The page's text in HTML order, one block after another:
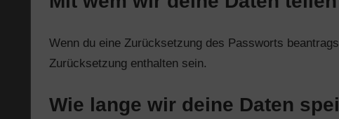
Wenn du eine Zurücksetzung des Passworts
Zurücksetzung enthalten sein.
Wie lange wir deine Daten